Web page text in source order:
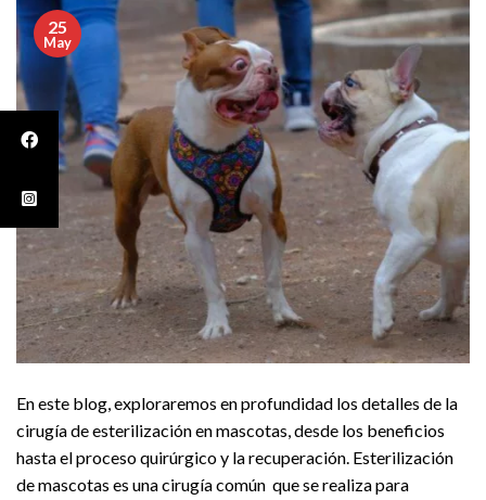
25
May
En este blog, exploraremos en profundidad los detalles de la
cirugía de esterilización en mascotas, desde los beneficios
hasta el proceso quirúrgico y la recuperación. Esterilización
de mascotas es una cirugía común que se realiza para